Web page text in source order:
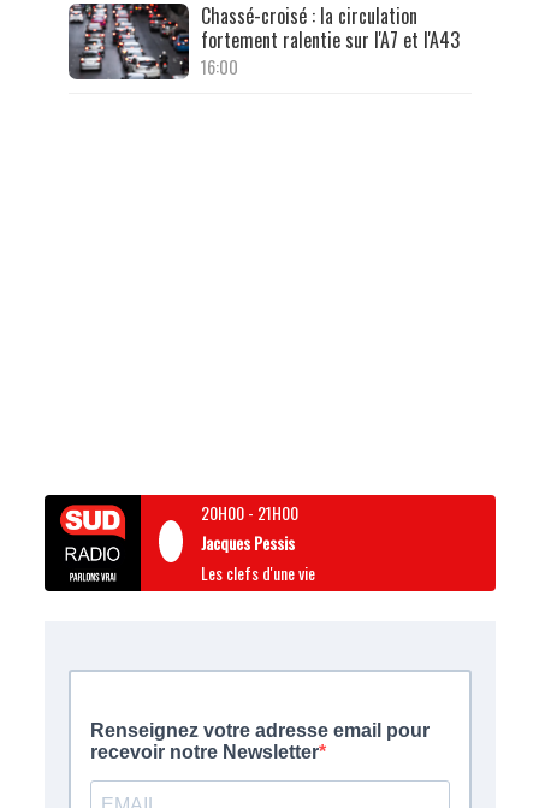
Chassé-croisé : la circulation
fortement ralentie sur l'A7 et l'A43
16:00
20H00- 21H00
Jacques Pessis
Les clefs d'une vie